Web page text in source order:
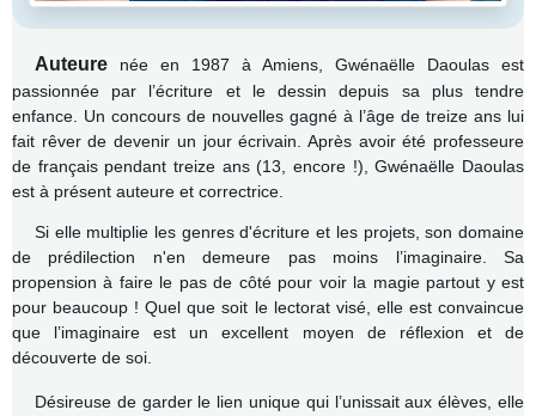
Auteurenée en 1987 à Amiens, Gwénaëlle Daoulas est
passionnée par l’écriture et le dessin depuis sa plus tendre
enfance. Un concours de nouvelles gagné à l’âge de treize ans lui
fait rêver de devenir un jour écrivain. Après avoir été professeure
de français pendant treize ans (13, encore !), Gwénaëlle Daoulas
est à présent auteure et correctrice.
Si elle multiplie les genres d'écriture et les projets, son domaine
de prédilection n'en demeure pas moins l’imaginaire. Sa
propension à faire le pas de côté pour voir la magie partout y est
pour beaucoup ! Quel que soit le lectorat visé, elle est convaincue
que l’imaginaire est un excellent moyen de réflexion et de
découverte de soi.
Désireuse de garder le lien unique qui l’unissait aux élèves, elle